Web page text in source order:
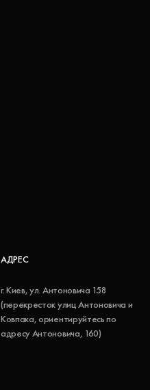
АДРЕС
г. Киев, ул. Антоновича 158
(перекресток улиц Антоновича и
Ковпака, ориентируйтесь по
адресу Антоновича, 160)